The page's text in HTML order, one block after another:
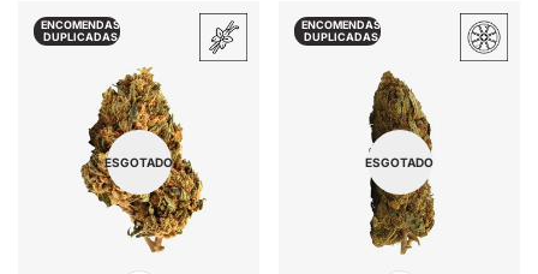
ENCOMENDAS
DUPLICADAS
ESGOTADO
ENCOMENDAS
DUPLICADAS
ESGOTADO